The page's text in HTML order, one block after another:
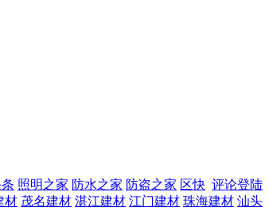
评论登陆
照明之家 防水之家 防盗之家 区快
材 茂名建材 湛江建材 江门建材 珠海建材 汕头